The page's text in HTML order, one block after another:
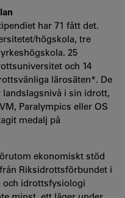
har 71 fått det.
högskola, tre
25
och 14
lärosäten*. De
landslagsnivå i sin idrott,
Paralympics eller OS
medalj på
ekonomiskt stöd
Riksidrottsförbundet i
idrottsfysiologi